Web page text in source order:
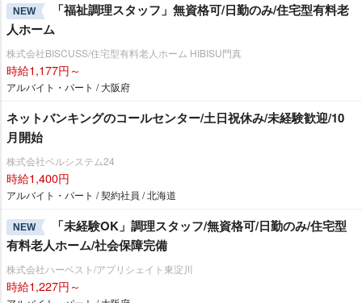
NEW
「福祉調理スタッフ」無資格可/日勤のみ/住宅型有料老
人ホーム
株式会社BISCUSS/住宅型有料老人ホーム HIBISU門真
時給1,177円～
アルバイト・パート / 大阪府
ネットバンキングのコールセンター/土日祝休み/未経験歓迎/10
月開始
株式会社ベルシステム24
時給1,400円
アルバイト・パート / 契約社員 / 北海道
NEW
「未経験OK」調理スタッフ/無資格可/日勤のみ/住宅型
有料老人ホーム/社会保障完備
株式会社ハーベスト/アプリシェイト東淀川
時給1,227円～